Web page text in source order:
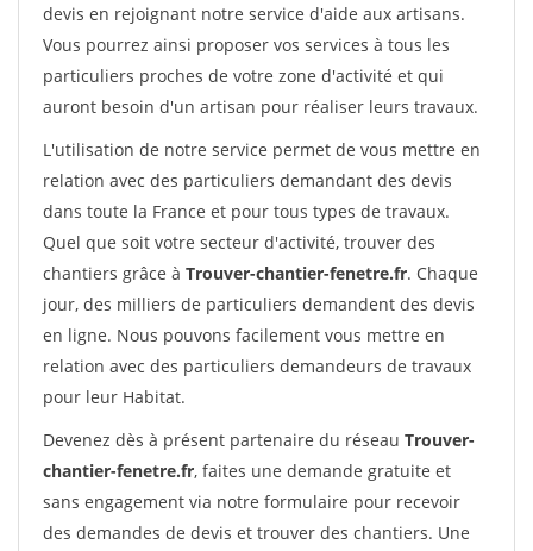
devis en rejoignant notre service d'aide aux artisans.
Vous pourrez ainsi proposer vos services à tous les
particuliers proches de votre zone d'activité et qui
auront besoin d'un artisan pour réaliser leurs travaux.
L'utilisation de notre service permet de vous mettre en
relation avec des particuliers demandant des devis
dans toute la France et pour tous types de travaux.
Quel que soit votre secteur d'activité, trouver des
chantiers grâce à Trouver-chantier-fenetre.fr. Chaque
jour, des milliers de particuliers demandent des devis
en ligne. Nous pouvons facilement vous mettre en
relation avec des particuliers demandeurs de travaux
pour leur Habitat.
Devenez dès à présent partenaire du réseau Trouver-
chantier-fenetre.fr, faites une demande gratuite et
sans engagement via notre formulaire pour recevoir
des demandes de devis et trouver des chantiers. Une